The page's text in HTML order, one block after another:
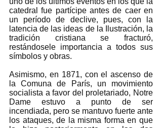
catedral fue partícipe antes de caer en
un período de declive, pues, con la
latencia de las ideas de la Ilustración, la
tradición cristiana se fracturó,
restándosele importancia a todos sus
símbolos y obras.
Asimismo, en 1871, con el ascenso de
la Comuna de París, un movimiento
socialista a favor del proletariado, Notre
Dame estuvo a punto de ser
incendiada, pero se mantuvo fuerte ante
los ataques, de la misma forma en que